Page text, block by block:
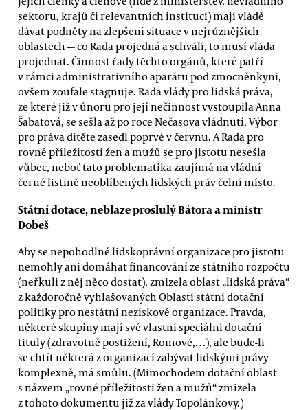
sektoru, krajů či relevantních institucí) mají vládě
dávat podněty na zlepšení situace v nejrůznějších
oblastech — co Rada projedná a schválí, to musí vláda
projednat. Činnost řady těchto orgánů, které patří
v rámci administrativního aparátu pod zmocněnkyni,
ovšem zoufale stagnuje. Rada vlády pro lidská práva,
ze které již v únoru pro její nečinnost vystoupila Anna
Šabatová, se sešla až po roce Nečasova vládnutí, Výbor
pro práva dítěte zasedl poprvé v červnu. A Rada pro
rovné příležitosti žen a mužů se pro jistotu nesešla
vůbec, neboť tato problematika zaujímá na vládní
černé listině neoblíbených lidských práv čelní místo.
Státní dotace, neblaze proslulý Bátora a ministr
Dobeš
Aby se nepohodlné lidskoprávní organizace pro jistotu
nemohly ani domáhat financování ze státního rozpočtu
(neřkuli z něj něco dostat), zmizela oblast „lidská práva“
z každoročně vyhlašovaných Oblastí státní dotační
politiky pro nestátní neziskové organizace. Pravda,
některé skupiny mají své vlastní speciální dotační
tituly (zdravotně postižení, Romové,…), ale bude-li
se chtít některá z organizací zabývat lidskými právy
komplexně, má smůlu. (Mimochodem dotační oblast
s názvem „rovné příležitosti žen a mužů“ zmizela
z tohoto dokumentu již za vlády Topolánkovy.)